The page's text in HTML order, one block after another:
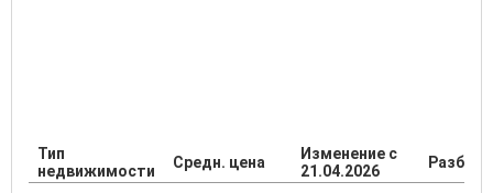
Тип
недвижимости
Средн. цена
Изменение с
21.04.2026